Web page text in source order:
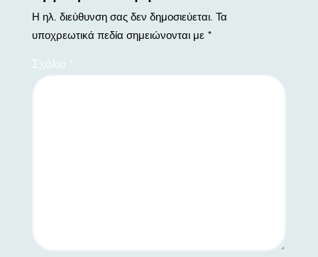
Η ηλ. διεύθυνση σας δεν δημοσιεύεται. Τα
υποχρεωτικά πεδία σημειώνονται με *
Σχόλιο *